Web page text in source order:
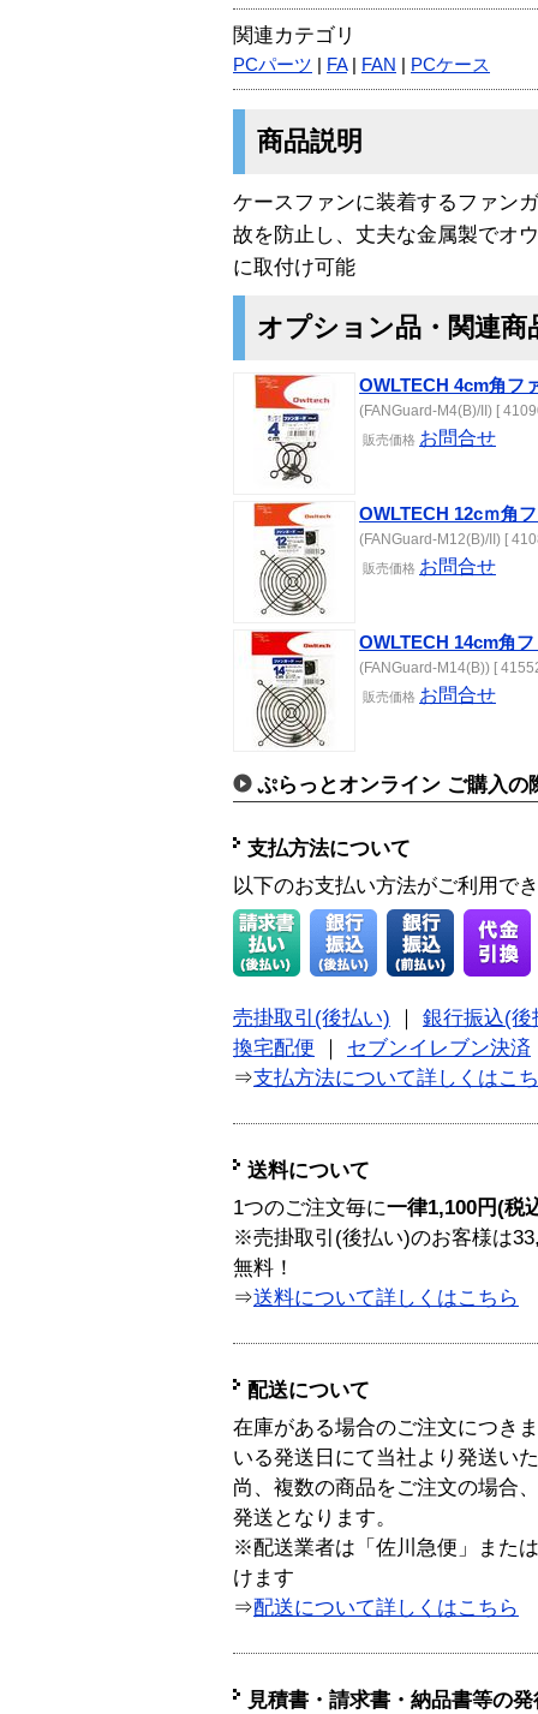
関連カテゴリ
PCパーツ FA| FAN PCケース
商品説明
ケースファンに装着するファン
故を防止し、丈夫な金属製でオ
に取付け可能
オプション品・関連商
OWLTECH 4cm角フ
(FANGuard-M4(B)/II) [
販売価格 お問合せ
OWLTECH 12cｍ角
(FANGuard-M12(B)/II) [
販売価格 お問合せ
OWLTECH 14cm角
(FANGuard-M14(B)) [
販売価格 お問合せ
ぷらっとオンライン ご購入の
支払方法について
以下のお支払い方法がご利用で
売掛取引(後払い)
銀行振込(後
換宅配便
セブンイレブン決済
⇒支払方法について詳しくはこ
送料について
1つのご注文毎に一律1,100円(税
※売掛取引(後払い)のお客様は
無料！
⇒送料について詳しくはこちら
配送について
在庫がある場合のご注文につき
いる発送日にて当社より発送い
尚、複数の商品をご注文の場合
発送となります。
※配送業者は「佐川急便」また
けます
⇒配送について詳しくはこちら
見積書・請求書・納品書等の